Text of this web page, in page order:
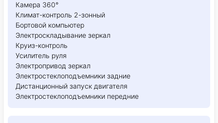
Камера 360°
Климат-контроль 2-зонный
Бортовой компьютер
Электроскладывание зеркал
Круиз-контроль
Усилитель руля
Электропривод зеркал
Электростеклоподъемники задние
Дистанционный запуск двигателя
Электростеклоподъемники передние